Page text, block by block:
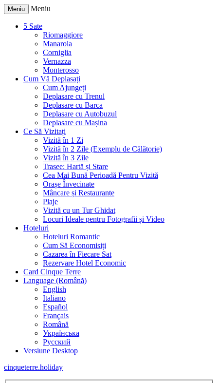
Meniu Meniu
5 Sate
Riomaggiore
Manarola
Corniglia
Vernazza
Monterosso
Cum Vă Deplasați
Cum Ajungeți
Deplasare cu Trenul
Deplasare cu Barca
Deplasare cu Autobuzul
Deplasare cu Mașina
Ce Să Vizitați
Vizită în 1 Zi
Vizită în 2 Zile (Exemplu de Călătorie)
Vizită în 3 Zile
Trasee: Hartă și Stare
Cea Mai Bună Perioadă Pentru Vizită
Orașe Învecinate
Mâncare și Restaurante
Plaje
Vizită cu un Tur Ghidat
Locuri Ideale pentru Fotografii și Video
Hoteluri
Hoteluri Romantic
Cum Să Economisiți
Cazarea în Fiecare Sat
Rezervare Hotel Economic
Card Cinque Terre
Language (Română)
English
Italiano
Español
Français
Română
Українська
Русский
Versiune Desktop
cinqueterre.holiday